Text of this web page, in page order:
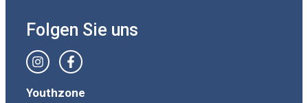
Folgen Sie uns
Youthzone